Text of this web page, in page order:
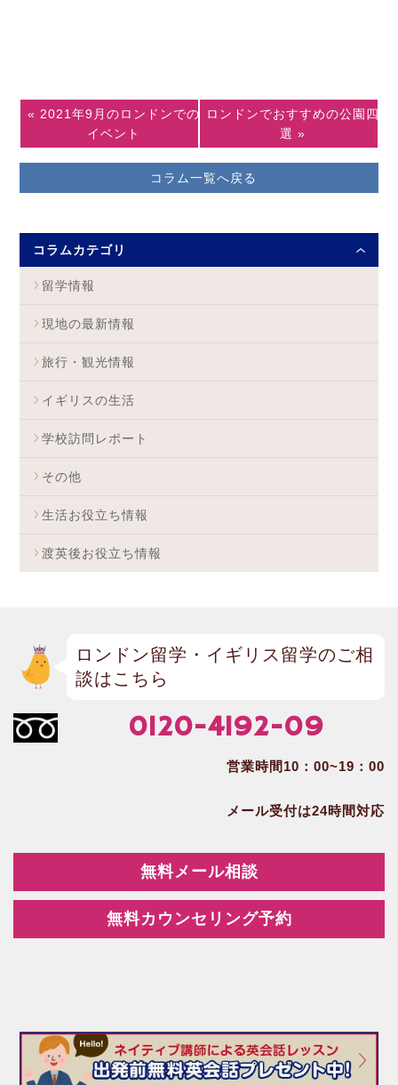
« 2021年9月のロンドンでの
イベント
コラム一覧へ戻る
ロンドンでおすすめの公園四
選 »
コラムカテゴリ
留学情報
現地の最新情報
旅行・観光情報
イギリスの生活
学校訪問レポート
その他
生活お役立ち情報
渡英後お役立ち情報
ロンドン留学・イギリス留学のご相
談はこちら
0120-4192-09
営業時間10：00~19：00
メール受付は24時間対応
無料メール相談
無料カウンセリング予約